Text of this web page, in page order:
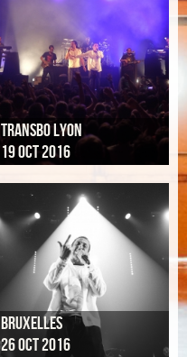
TRANSBO LYON
19 OCT 2016
BRUXELLES
26 OCT 2016